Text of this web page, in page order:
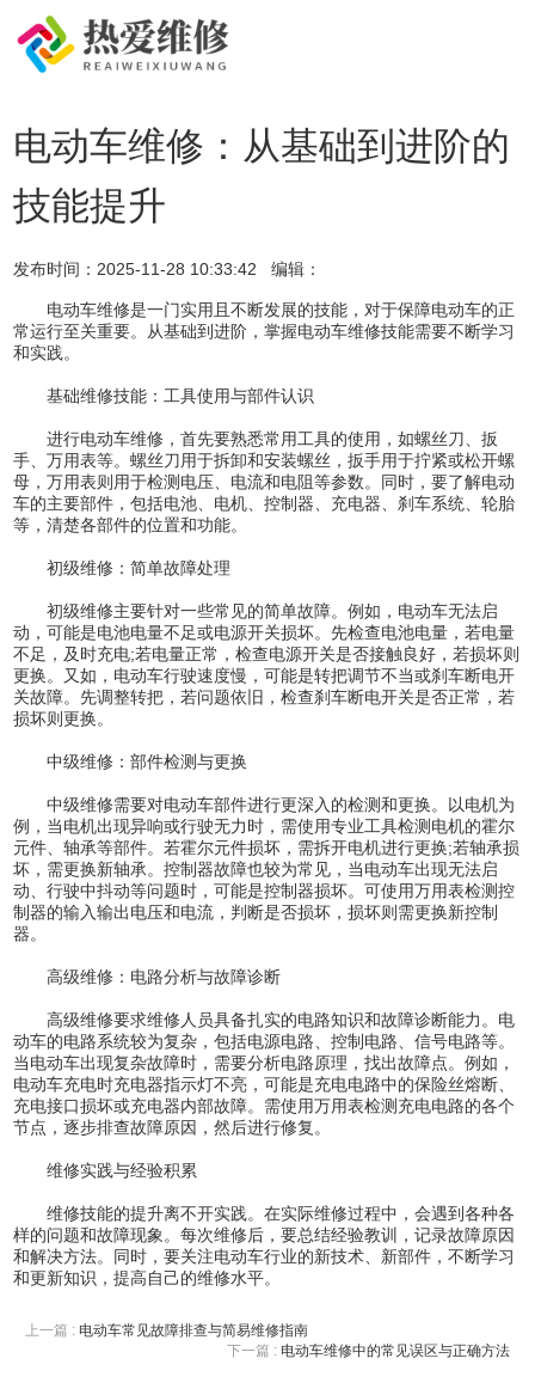
电动车维修：从基础到进阶的
技能提升
发布时间： 2025-11-28 10:33:42 编辑：
电动车维修是一门实用且不断发展的技能，对于保障电动车的正
常运行至关重要。从基础到进阶，掌握电动车维修技能需要不断学习
和实践。
基础维修技能：工具使用与部件认识
进行电动车维修，首先要熟悉常用工具的使用，如螺丝刀、扳
手、万用表等。螺丝刀用于拆卸和安装螺丝，扳手用于拧紧或松开螺
母，万用表则用于检测电压、电流和电阻等参数。同时，要了解电动
车的主要部件，包括电池、电机、控制器、充电器、刹车系统、轮胎
等，清楚各部件的位置和功能。
初级维修：简单故障处理
初级维修主要针对一些常见的简单故障。例如，电动车无法启
动，可能是电池电量不足或电源开关损坏。先检查电池电量，若电量
不足，及时充电;若电量正常，检查电源开关是否接触良好，若损坏则
更换。又如，电动车行驶速度慢，可能是转把调节不当或刹车断电开
关故障。先调整转把，若问题依旧，检查刹车断电开关是否正常，若
损坏则更换。
中级维修：部件检测与更换
中级维修需要对电动车部件进行更深入的检测和更换。以电机为
例，当电机出现异响或行驶无力时，需使用专业工具检测电机的霍尔
元件、轴承等部件。若霍尔元件损坏，需拆开电机进行更换;若轴承损
坏，需更换新轴承。控制器故障也较为常见，当电动车出现无法启
动、行驶中抖动等问题时，可能是控制器损坏。可使用万用表检测控
制器的输入输出电压和电流，判断是否损坏，损坏则需更换新控制
器。
高级维修：电路分析与故障诊断
高级维修要求维修人员具备扎实的电路知识和故障诊断能力。电
动车的电路系统较为复杂，包括电源电路、控制电路、信号电路等。
当电动车出现复杂故障时，需要分析电路原理，找出故障点。例如，
电动车充电时充电器指示灯不亮，可能是充电电路中的保险丝熔断、
充电接口损坏或充电器内部故障。需使用万用表检测充电电路的各个
节点，逐步排查故障原因，然后进行修复。
维修实践与经验积累
维修技能的提升离不开实践。在实际维修过程中，会遇到各种各
样的问题和故障现象。每次维修后，要总结经验教训，记录故障原因
和解决方法。同时，要关注电动车行业的新技术、新部件，不断学习
和更新知识，提高自己的维修水平。
上一篇 : 电动车常见故障排查与简易维修指南
下一篇 : 电动车维修中的常见误区与正确方法